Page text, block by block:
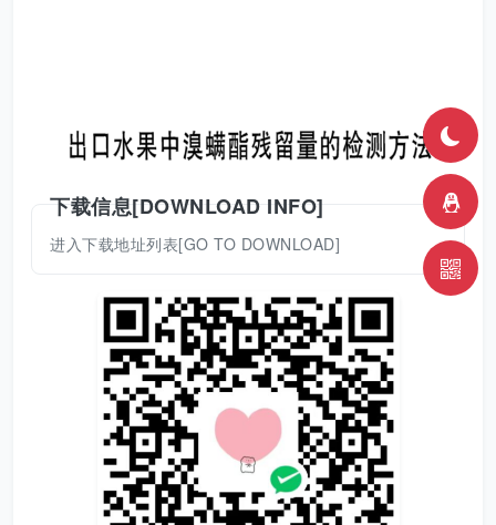
下载信息[DOWNLOAD INFO]
进入下载地址列表[GO TO DOWNLOAD]